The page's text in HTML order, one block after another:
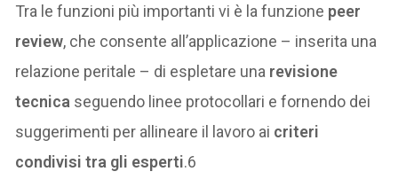
Tra le funzioni più importanti vi è la funzione peer
review, che consente all’applicazione – inserita una
relazione peritale – di espletare una revisione
tecnica seguendo linee protocollari e fornendo dei
suggerimenti per allineare il lavoro ai criteri
condivisi tra gli esperti.6